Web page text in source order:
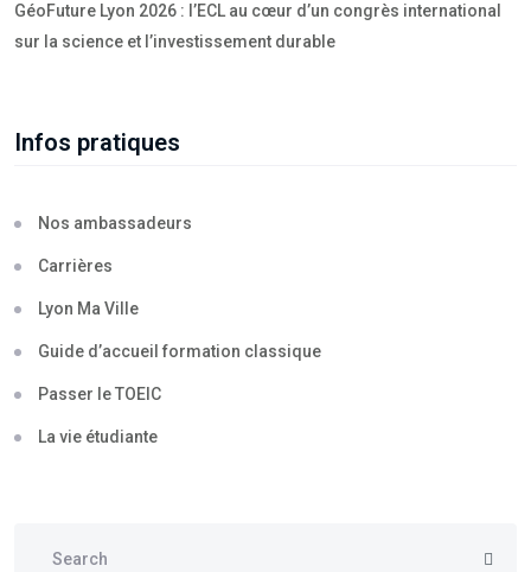
GéoFuture Lyon 2026 : l’ECL au cœur d’un congrès international
sur la science et l’investissement durable
Infos pratiques
Nos ambassadeurs
Carrières
Lyon Ma Ville
Guide d’accueil formation classique
Passer le TOEIC
La vie étudiante